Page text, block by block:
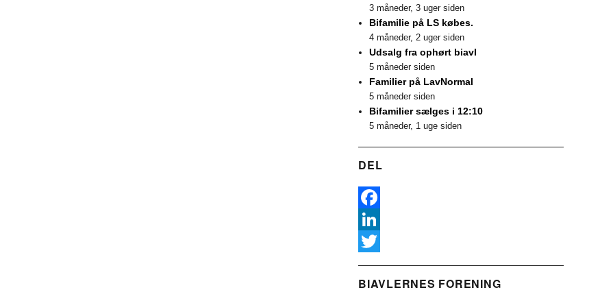
3 måneder, 3 uger siden
Bifamilie på LS købes.
4 måneder, 2 uger siden
Udsalg fra ophørt biavl
5 måneder siden
Familier på LavNormal
5 måneder siden
Bifamilier sælges i 12:10
5 måneder, 1 uge siden
DEL
F
a
e
L
nw
BIAVLERNES FORENING